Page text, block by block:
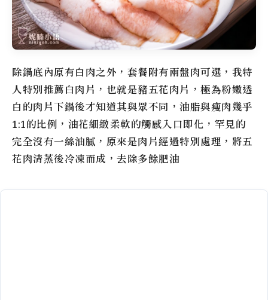
除鍋底內原有白肉之外，套餐附有兩盤肉可選，我特
人特別推薦白肉片，也就是豬五花肉片，極為粉嫩透
白的肉片下鍋後才知道其與眾不同，油脂與瘦肉幾乎
1:1的比例，油花細緻柔軟的觸感入口即化，罕見的
完全沒有一絲油膩，原來是肉片經過特別處理，將五
花肉清蒸後冷凍而成，去除多餘肥油